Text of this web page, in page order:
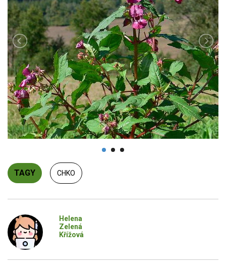
TAGY CHKO
Helena
Zelená
Křížová